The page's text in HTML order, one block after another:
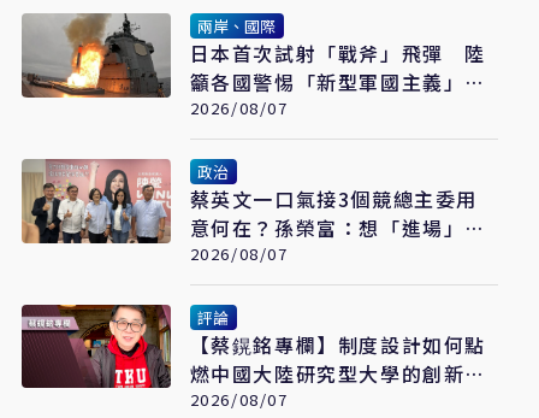
兩岸、國際
日本首次試射「戰斧」飛彈 陸
籲各國警惕「新型軍國主義」發
展
2026/08/07
政治
蔡英文一口氣接3個競總主委用
意何在？孫榮富：想「進場」接
黨主席
2026/08/07
評論
【蔡鎤銘專欄】制度設計如何點
燃中國大陸研究型大學的創新引
擎
2026/08/07